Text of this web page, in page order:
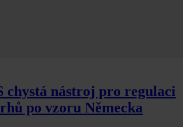
chystá nástroj pro regulaci
po vzoru Německa